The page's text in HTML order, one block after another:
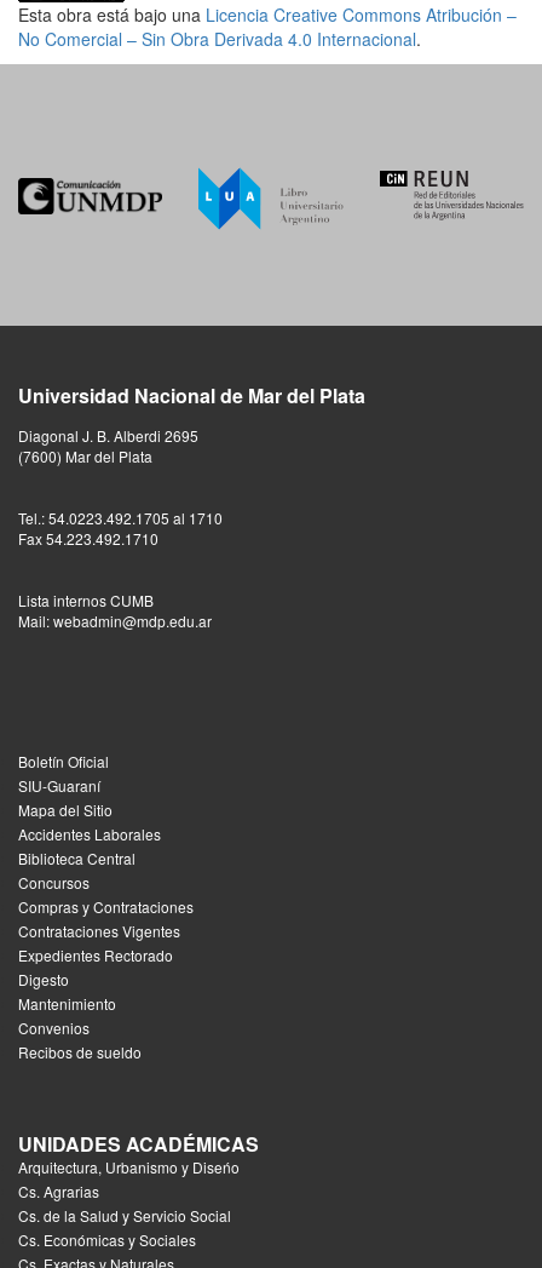
Esta obra está bajo una Licencia Creative Commons Atribución –
No Comercial – Sin Obra Derivada 4.0 Internacional.
Universidad Nacional de Mar del Plata
Diagonal J. B. Alberdi 2695
(7600) Mar del Plata
Tel.: 54.0223.492.1705 al 1710
Fax 54.223.492.1710
Lista internos CUMB
Mail: webadmin@mdp.edu.ar
Boletín Oficial
SIU-Guaraní
Mapa del Sitio
Accidentes Laborales
Biblioteca Central
Concursos
Compras y Contrataciones
Contrataciones Vigentes
Expedientes Rectorado
Digesto
Mantenimiento
Convenios
Recibos de sueldo
UNIDADES ACADÉMICAS
Arquitectura, Urbanismo y Diseńo
Cs. Agrarias
Cs. de la Salud y Servicio Social
Cs. Económicas y Sociales
Cs. Exactas y Naturales